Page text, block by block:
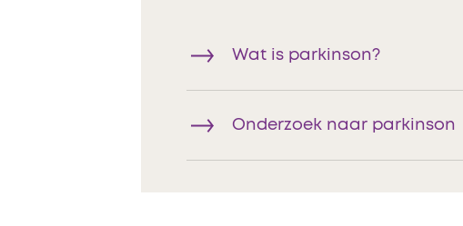
Wat is parkinson?
Onderzoek naar parkinson